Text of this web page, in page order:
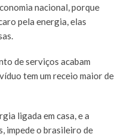
nacional, porque
pela energia, elas
de serviços acabam
tem um receio maior de
ligada em casa, e a
impede o brasileiro de